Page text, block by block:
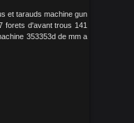
et tarauds machine gun
forets d'avant trous 141
353353d de mm a